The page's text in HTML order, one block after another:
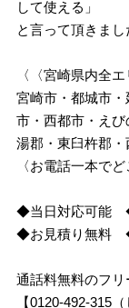
して使える」
と言って頂きまし
〈〈宮崎県内全
宮崎市・都城市
市・西都市・え
湯郡・東臼杵郡・
〈お電話一本で
◆当日対応可能
◆お見積り無料
通話料無料のフ
【0120-492-315